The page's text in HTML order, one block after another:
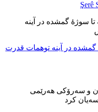
Şerê
گمشده در آینه توهمات قدرت